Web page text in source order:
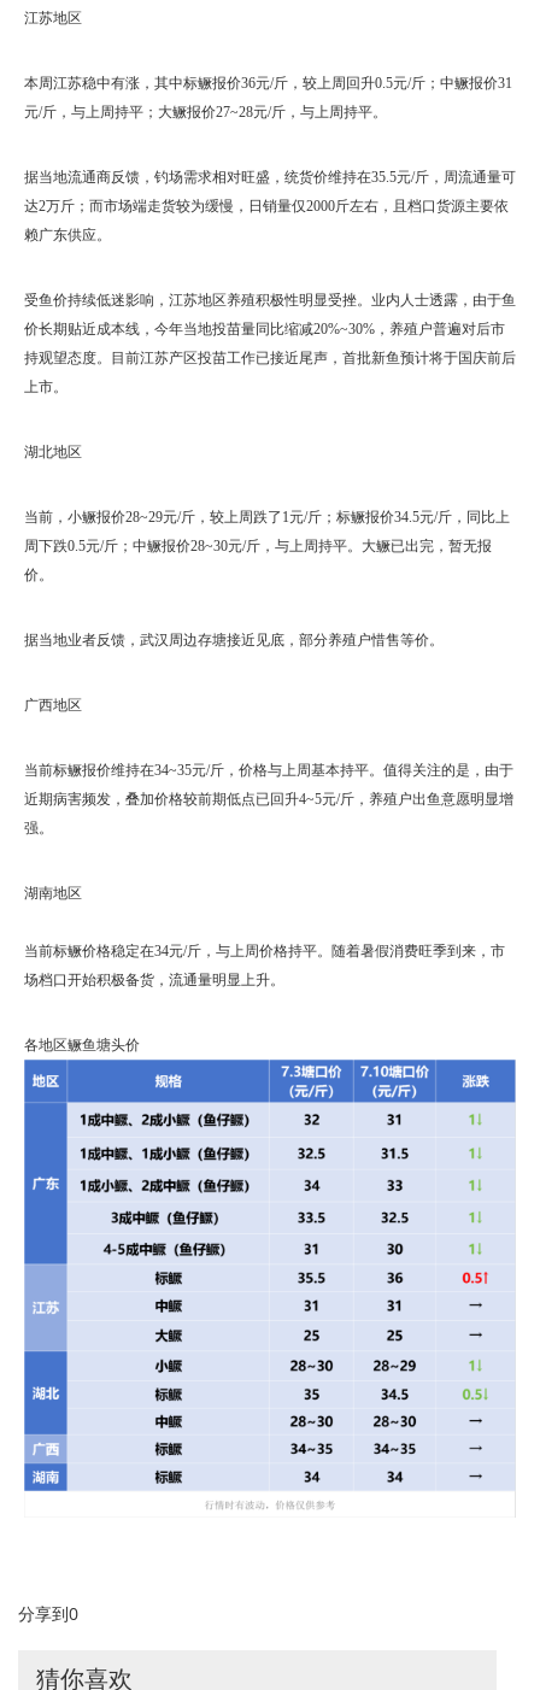
江苏地区
本周江苏稳中有涨，其中标鳜报价36元/斤，较上周回升0.5元/斤；中鳜报价31
元/斤，与上周持平；大鳜报价27~28元/斤，与上周持平。
据当地流通商反馈，钓场需求相对旺盛，统货价维持在35.5元/斤，周流通量可
达2万斤；而市场端走货较为缓慢，日销量仅2000斤左右，且档口货源主要依
赖广东供应。
受鱼价持续低迷影响，江苏地区养殖积极性明显受挫。业内人士透露，由于鱼
价长期贴近成本线，今年当地投苗量同比缩减20%~30%，养殖户普遍对后市
持观望态度。目前江苏产区投苗工作已接近尾声，首批新鱼预计将于国庆前后
上市。
湖北地区
当前，小鳜报价28~29元/斤，较上周跌了1元/斤；标鳜报价34.5元/斤，同比上
周下跌0.5元/斤；中鳜报价28~30元/斤，与上周持平。大鳜已出完，暂无报
价。
据当地业者反馈，武汉周边存塘接近见底，部分养殖户惜售等价。
广西地区
当前标鳜报价维持在34~35元/斤，价格与上周基本持平。值得关注的是，由于
近期病害频发，叠加价格较前期低点已回升4~5元/斤，养殖户出鱼意愿明显增
强。
湖南地区
当前标鳜价格稳定在34元/斤，与上周价格持平。随着暑假消费旺季到来，市
场档口开始积极备货，流通量明显上升。
各地区鳜鱼塘头价
分享到0
猜你喜欢